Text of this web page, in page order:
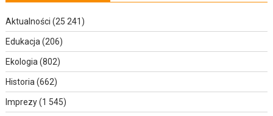
Aktualności (25 241)
Edukacja (206)
Ekologia (802)
Historia (662)
Imprezy(1 545)